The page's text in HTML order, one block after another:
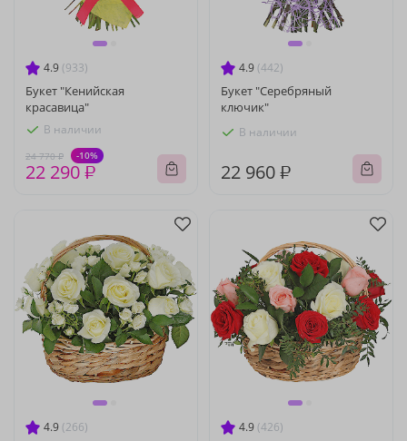
4.9 (933)
Букет "Кенийская
красавица"
В наличии
24 770 ₽ -10%
22 290 ₽
4.9 (442)
Букет "Серебряный
ключик"
В наличии
22 960 ₽
4.9 (266) 4.9 (426)